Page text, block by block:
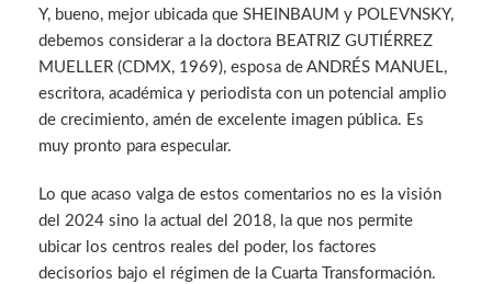
Y, bueno, mejor ubicada que SHEINBAUM y POLEVNSKY,
debemos considerar a la doctora BEATRIZ GUTIÉRREZ
MUELLER (CDMX, 1969), esposa de ANDRÉS MANUEL,
escritora, académica y periodista con un potencial amplio
de crecimiento, amén de excelente imagen pública. Es
muy pronto para especular.
Lo que acaso valga de estos comentarios no es la visión
del 2024 sino la actual del 2018, la que nos permite
ubicar los centros reales del poder, los factores
decisorios bajo el régimen de la Cuarta Transformación.